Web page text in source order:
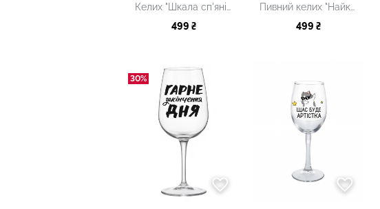
Келих "Шкала сп'яніння"
499 ₴
Пивний келих "Найкращий тато"
499 ₴
30%